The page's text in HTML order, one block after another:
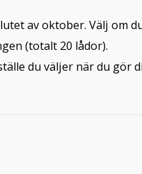
av oktober. Välj om
(totalt 20 lådor).
du väljer när du gör